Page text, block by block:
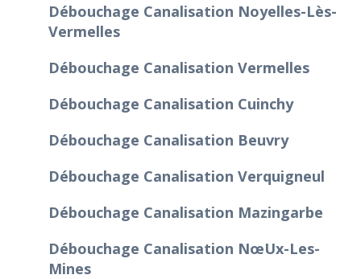
Débouchage Canalisation Noyelles-Lès-
Vermelles
Débouchage Canalisation Vermelles
Débouchage Canalisation Cuinchy
Débouchage Canalisation Beuvry
Débouchage Canalisation Verquigneul
Débouchage Canalisation Mazingarbe
Débouchage Canalisation Nœux-Les-
Mines